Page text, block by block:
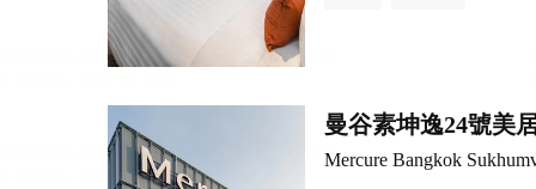
曼谷素坤逸24號美
Mercure Bangkok